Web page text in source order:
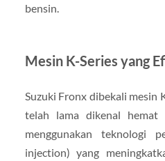
bensin.
Mesin K-Series yang
Suzuki Fronx dibekali mesin
telah lama dikenal hemat
menggunakan teknologi
injection) yang